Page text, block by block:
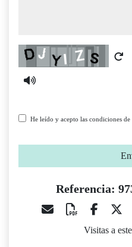
Captcha
He leído y acepto las condiciones de
Referencia:
Visitas a